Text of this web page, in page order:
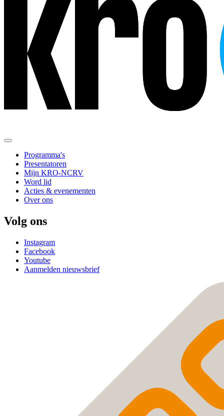
Programma's
Presentatoren
Mijn KRO-NCRV
Word lid
Acties & evenementen
Over ons
Volg ons
Instagram
Facebook
Youtube
Aanmelden nieuwsbrief